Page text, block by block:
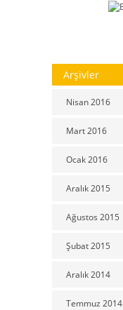
Arşivler
Nisan 2016
Mart 2016
Ocak 2016
Aralık 2015
Ağustos 2015
Şubat 2015
Aralık 2014
Temmuz 2014